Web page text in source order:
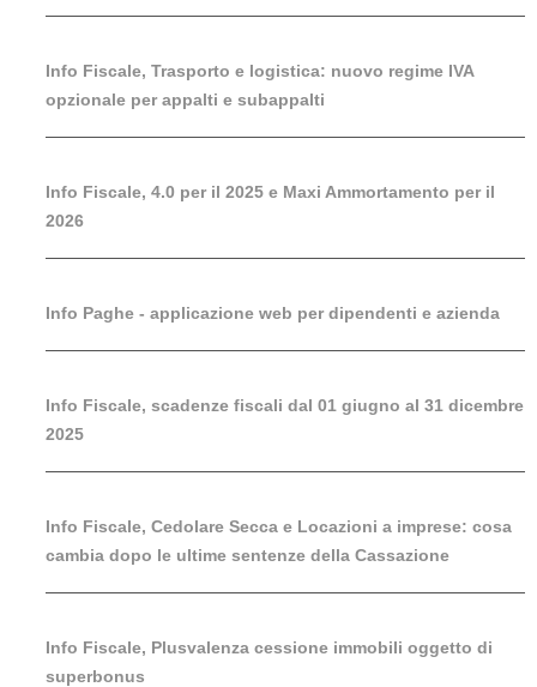
Info Fiscale, Trasporto e logistica: nuovo regime IVA
opzionale per appalti e subappalti
Info Fiscale, 4.0 per il 2025 e Maxi Ammortamento per il
2026
Info Paghe - applicazione web per dipendenti e azienda
Info Fiscale, scadenze fiscali dal 01 giugno al 31 dicembre
2025
Info Fiscale, Cedolare Secca e Locazioni a imprese: cosa
cambia dopo le ultime sentenze della Cassazione
Info Fiscale, Plusvalenza cessione immobili oggetto di
superbonus